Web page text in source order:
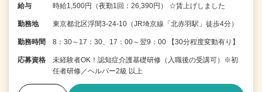
給与 時給1,500円（夜勤1回：26,390円） ☆賃上げしました
勤務地 東京都北区浮間3-24-10（JR埼京線「北赤羽駅」徒歩4分）
勤務時間 8：30～17：30、17：00～翌9：00 【30分程度変動有り】
応募資格
未経験者OK！認知症介護基礎研修（入職後の受講可）※初
任者研修／ヘルパー2級 以上